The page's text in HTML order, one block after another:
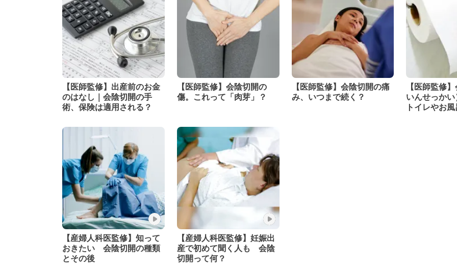
【医師監修】出産前のお金
のはなし｜会陰切開の手
術、保険は適用される？
【医師監修】会陰切開の
傷。これって「肉芽」？
【医師監修】会陰切開の痛
み、いつまで続く？
【医師監修
いんせっか
トイレやお
【産婦人科医監修】知って
おきたい 会陰切開の種類
とその後
【産婦人科医監修】妊娠出
産で初めて聞く人も 会陰
切開って何？